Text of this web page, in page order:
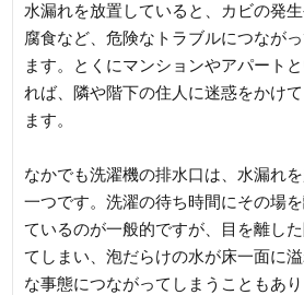
水漏れを放置していると、カビの発
腐食など、危険なトラブルにつなが
ます。とくにマンションやアパート
れば、隣や階下の住人に迷惑をかけ
ます。
なかでも洗濯機の排水口は、水漏れ
一つです。洗濯の待ち時間にその場
ているのが一般的ですが、目を離し
てしまい、泡だらけの水が床一面に
な事態につながってしまうこともあ